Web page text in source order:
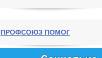
ПРОФСОЮЗ ПОМОГ